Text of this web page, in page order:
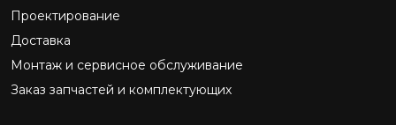
Проектирование
Доставка
Монтаж и сервисное обслуживание
Заказ запчастей и комплектующих